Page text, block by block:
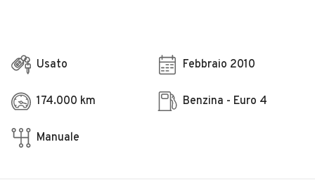
Usato Febbraio 2010
174.000 km Benzina - Euro 4
Manuale